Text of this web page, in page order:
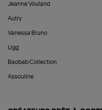
Jeanne Vouland
Autry
Vanessa Bruno
Ugg
Baobab Collection
Assouline